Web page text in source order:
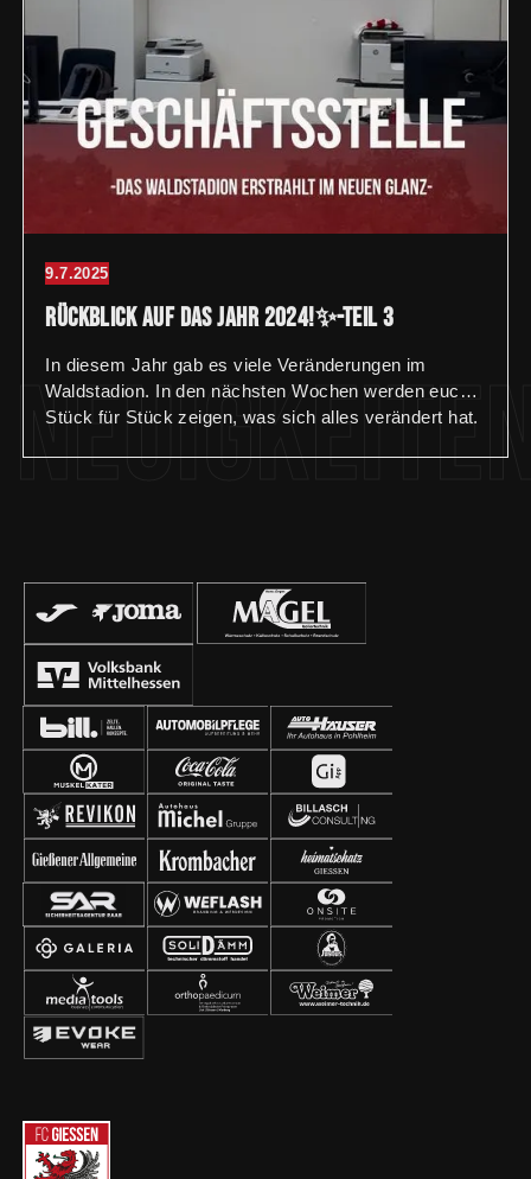
9.7.2025
Rückblick auf das Jahr 2024!✨-Teil 3
In diesem Jahr gab es viele Veränderungen im
Waldstadion. In den nächsten Wochen werden euch
Stück für Stück zeigen, was sich alles verändert hat.
Wandpanelen und Bildern – Installation eines
Fernsehers – Einbau einer Küchenzeile Wir
Unterstützung bei der Umsetzung der Renovierung
unserer Geschäftsstelle!🙏🏼 #geschäftsstelle
#waldstadion #renovierung #fcgiessen #fussball
#aufgehtsgiessen #fußballzuhause #giessen #fcg